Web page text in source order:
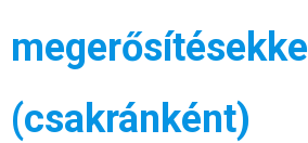
megerősítésekkel
(csakránként)